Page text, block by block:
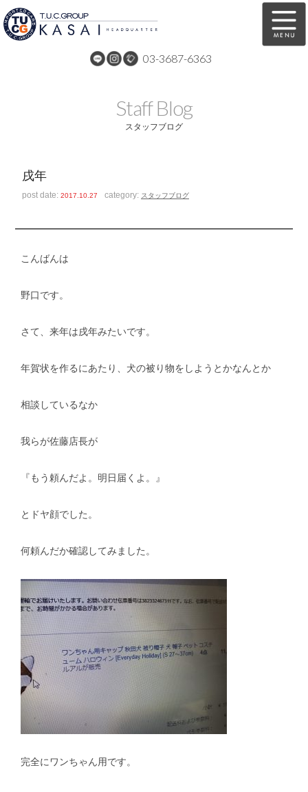
03-3687-6363
スタッフblog
ホーム T.U.C.GROUP
Staff Blog
スタッフブログ
戌年
post date:2017.10.27 category: スタッフブログ
こんばんは
野口です。
さて、来年は戌年みたいです。
年賀状を作るにあたり、犬の被り物をしようとかなんとか
相談しているなか
我らが佐藤店長が
『もう頼んだよ。明日届くよ。』
とドヤ顔でした。
何頼んだか確認してみました。
完全にワンちゃん用です。